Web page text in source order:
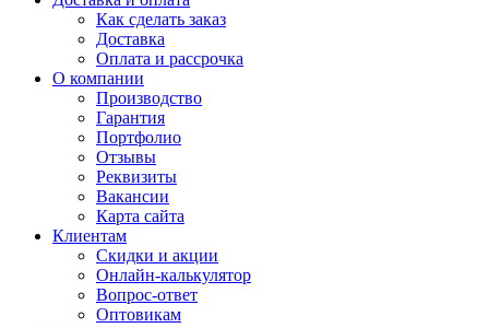
Как сделать заказ
Доставка
Оплата и рассрочка
О компании
Производство
Гарантия
Портфолио
Отзывы
Реквизиты
Вакансии
Карта сайта
Клиентам
Скидки и акции
Онлайн-калькулятор
Вопрос-ответ
Оптовикам